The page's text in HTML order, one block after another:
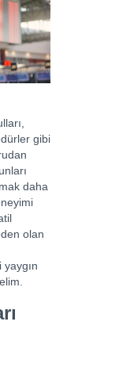
gibi
daha
olan
yaygın